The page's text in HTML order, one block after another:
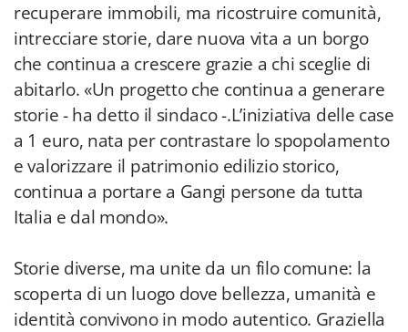
recuperare immobili, ma ricostruire comunità,
intrecciare storie, dare nuova vita a un borgo
che continua a crescere grazie a chi sceglie di
abitarlo. «Un progetto che continua a generare
storie - ha detto il sindaco -.L’iniziativa delle case
a 1 euro, nata per contrastare lo spopolamento
e valorizzare il patrimonio edilizio storico,
continua a portare a Gangi persone da tutta
Italia e dal mondo».
Storie diverse, ma unite da un filo comune: la
scoperta di un luogo dove bellezza, umanità e
identità convivono in modo autentico. Graziella